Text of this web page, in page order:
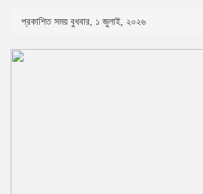
প্রকাশিত সময় বুধবার, ১ জুলাই, ২০২৬